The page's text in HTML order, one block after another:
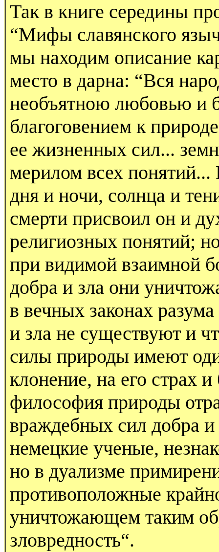
Так в книге середины
“Мифы славянс­кого
мы находим описание
место в дарна: “Вся
необъятною любовью и
благоговением к
ее жизненных сил...
мерилом всех
дня и ночи, солнца и
смерти присвоил он и
религиозных понятий;
при видимой взаимной
доб­ра и зла они
в вечных законах
и зла не существуют и
силы природы имеют
клонение, на его страх
философия при­роды
враждебных сил добра и
немецкие ученые,
но в дуализме
противоположные
уничтожающем таким
зловредность“.